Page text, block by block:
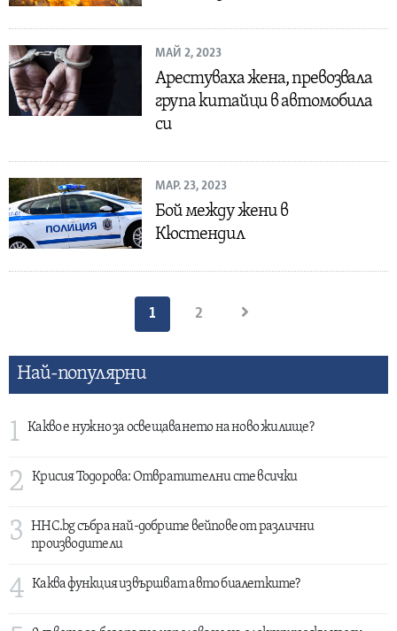
МАЙ 2, 2023
Арестуваха жена, превозвала
група китайци в автомобила
си
МАР. 23, 2023
Бой между жени в
Кюстендил
на
публикациите
1 2
Най-популярни
1 Какво е нужно за освещаването на ново жилище?
2 Крисия Тодорова: Отвратителни сте всички
3
HHC.bg събра най-добрите вейпове от различни
производители
4 Каква функция извършват авто биалетките?